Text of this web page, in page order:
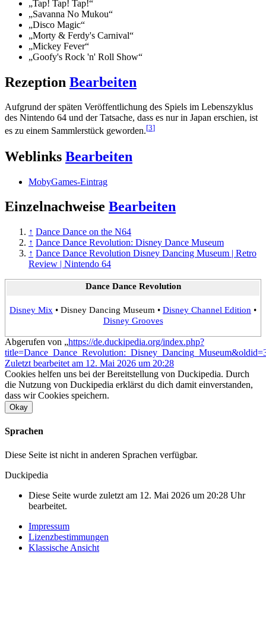
„Tap! Tap! Tap!“
„Savanna No Mukou“
„Disco Magic“
„Morty & Ferdy's Carnival“
„Mickey Fever“
„Goofy's Rock 'n' Roll Show“
Rezeption Bearbeiten
Aufgrund der späten Veröffentlichung des Spiels im Lebenszyklus
des Nintendo 64 und der Tatsache, dass es nur in Japan erschien, ist
es zu einem Sammlerstück geworden.[3]
Weblinks Bearbeiten
MobyGames-Eintrag
Einzelnachweise Bearbeiten
↑ Dance Dance on the N64
↑ Dance Dance Revolution: Disney Dance Museum
↑ Dance Dance Revolution Disney Dancing Museum | Retro
Review | Nintendo 64
Dance Dance Revolution
Disney Mix • Disney Dancing Museum • Disney Channel Edition •
Disney Grooves
Abgerufen von „https://de.duckipedia.org/index.php?
Zuletzt bearbeitet am 12. Mai 2026 um 20:28
Cookies helfen uns bei der Bereitstellung von Duckipedia. Durch
die Nutzung von Duckipedia erklärst du dich damit einverstanden,
dass wir Cookies speichern.
Okay
Sprachen
Diese Seite ist nicht in anderen Sprachen verfügbar.
Duckipedia
Diese Seite wurde zuletzt am 12. Mai 2026 um 20:28 Uhr
bearbeitet.
Impressum
Lizenzbestimmungen
Klassische Ansicht